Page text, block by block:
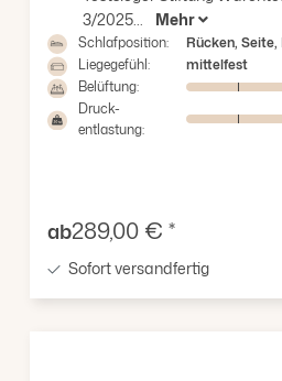
3/2025...
Mehr
Schlafposition:
Rücken, Seite,
Liegegefühl:
mittelfest
Belüftung:
Druck-
entlastung:
Verkaufspreis:
ab289,00 € *
Sofort versandfertig